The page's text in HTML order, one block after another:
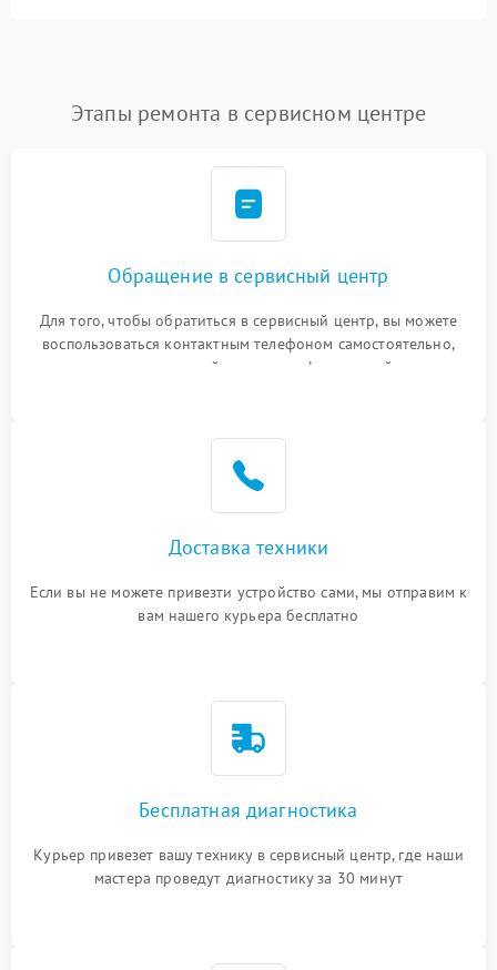
Этапы ремонта в сервисном центре
Обращение в сервисный центр
Для того, чтобы обратиться в сервисный центр, вы можете
воспользоваться контактным телефоном самостоятельно,
или оставить свой номер телефона на сайте
Доставка техники
Если вы не можете привезти устройство сами, мы отправим к
вам нашего курьера бесплатно
Бесплатная диагностика
Курьер привезет вашу технику в сервисный центр, где наши
мастера проведут диагностику за 30 минут